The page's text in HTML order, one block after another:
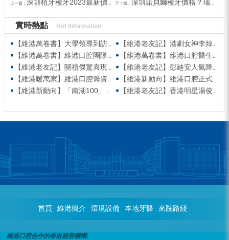
上一篇： 深圳植牙種牙2023最新價格表，缺失一顆牙齒不種牙會有影響嗎？ 下一篇： 深圳諾貝爾種牙價格？瑞典諾貝爾植體PMC優缺點是什麼？
實時熱點 Hot Information
【維港萬卷書】大學領導到訪維港口腔參觀交流 高度讚賞院感消毒與規範化管理
【維港老友記】港劇女神李焯寧現身維港口腔擔任一日店長，分享護牙心得
【維港萬卷書】維港口腔團隊走進香港書展 感受閱讀力量拓寬專業視野
【維港萬卷書】維港口腔醫生團隊受邀參與美國登士柏西諾德專題研討 聚焦無牙頜種植修復前沿策略
【維港老友記】關禮傑驚喜現身維港口腔出任明星一日CEO 即場演繹同分享經驗！
【維港老友記】彭廸安人氣降臨維港口腔任明星一日店長 勁歌熱舞快閃表演點燃全場！
【維港暖萬家】維港口腔籌資捐款援助廣西洪澇災區 攜手香港廣西南寧同鄉會共獻愛心
【維港新動向】維港口腔正式獲聘為「羅湖區社會醫療機構行業協會監事單位」
【維港新動向】「南湖100」品牌發佈會 維港口腔獲評「突出貢獻企業」殊榮
【維港老友記】香港明星湯俊明驚喜現身維港口腔 擔任明星一日店長！
首頁 維港簡介 環境設備 本地牙醫 來院路綫
維港口腔合作的香港慈善機構: